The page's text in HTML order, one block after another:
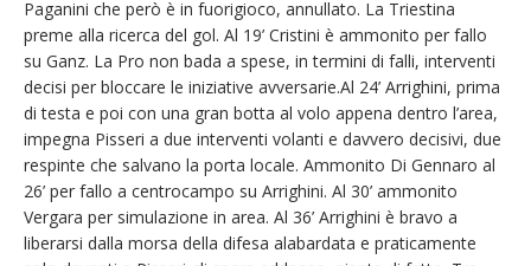
Paganini che però è in fuorigioco, annullato. La Triestina
preme alla ricerca del gol. Al 19’ Cristini è ammonito per fallo
su Ganz. La Pro non bada a spese, in termini di falli, interventi
decisi per bloccare le iniziative avversarie.Al 24’ Arrighini, prima
di testa e poi con una gran botta al volo appena dentro l’area,
impegna Pisseri a due interventi volanti e davvero decisivi, due
respinte che salvano la porta locale. Ammonito Di Gennaro al
26’ per fallo a centrocampo su Arrighini. Al 30’ ammonito
Vergara per simulazione in area. Al 36’ Arrighini è bravo a
liberarsi dalla morsa della difesa alabardata e praticamente